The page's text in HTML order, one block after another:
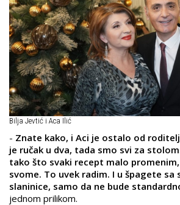
Bilja Jevtić i Aca Ilić
- Znate kako, i Aci je ostalo od
je ručak u dva, tada smo svi za
tako što svaki recept malo
svome. To uvek radim. I u špagete sa
slaninice, samo da ne bude
jednom prilikom.